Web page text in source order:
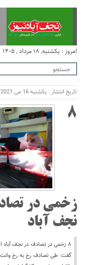
امروز : یکشنبه, ۱۸ مرداد , ۱۴۰۵
تاریخ انتشار : یکشنبه 16 می 2021 - 6:40
۸
زخمی در
نجف آباد
۸ زخمی در تصادف در نجف